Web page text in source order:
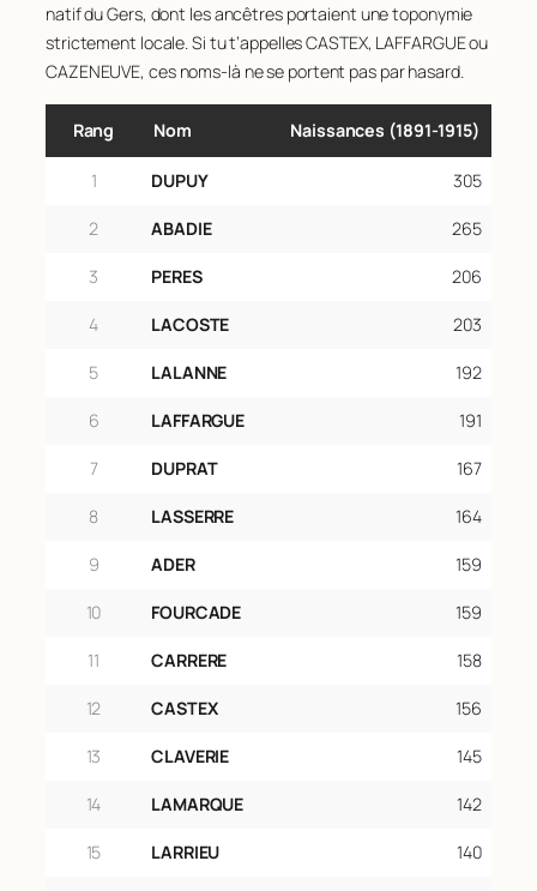
natif du Gers, dont les ancêtres portaient une toponymie
strictement locale. Si tu t’appelles CASTEX, LAFFARGUE ou
CAZENEUVE, ces noms-là ne se portent pas par hasard.
Rang Nom Naissances (1891‑1915)
1 DUPUY 305
2 ABADIE 265
3 PERES 206
4 LACOSTE 203
5 LALANNE 192
6 LAFFARGUE 191
7 DUPRAT 167
8 LASSERRE 164
9 ADER 159
10 FOURCADE 159
11 CARRERE 158
12 CASTEX 156
13 CLAVERIE 145
14 LAMARQUE 142
15 LARRIEU 140